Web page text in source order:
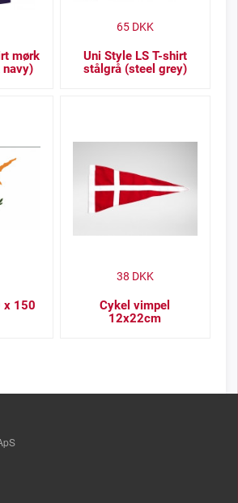
mørk
navy)
Uni Style LS T-shirt
stålgrå (steel grey)
65DKK
x 150
Cykel vimpel
12x22cm
38 DKK